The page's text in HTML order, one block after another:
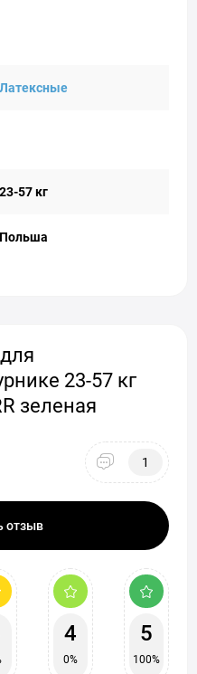
Латексные
23-57 кг
Польша
23-57 кг
зеленая
1
отзыв
4
0%
5
100%